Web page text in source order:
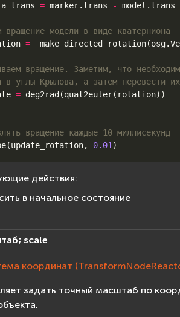
= marker. trans - model . trans
модели в виде кватерниона
= _make_directed_rotation(osg.
вращение. Заметим, что
в углы Крылова, а затем перевести
= deg2rad (quat2euler( rotation))
вращение каждые 10 миллисекунд
(update_rotation, 0.01)
действия:
в начальное состояние
scale
координат
задать точный масштаб по